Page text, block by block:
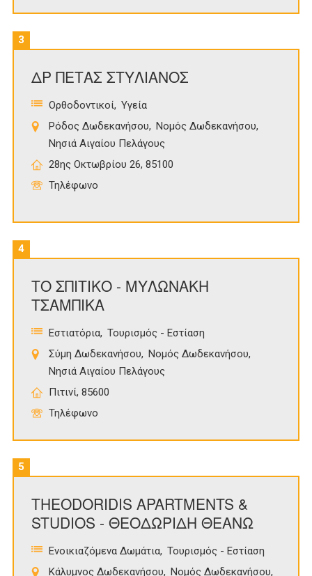
3
ΔΡ ΠΕΤΑΣ ΣΤΥΛΙΑΝΟΣ
Ορθοδοντικοί Υγεία
Ρόδος Δωδεκανήσου
Νομός Δωδεκανήσου
Νησιά Αιγαίου Πελάγους
28ης Οκτωβρίου 26, 85100
Τηλέφωνο
4
ΤΟ ΣΠΙΤΙΚΟ - ΜΥΛΩΝΑΚΗ
ΤΣΑΜΠΙΚΑ
Εστιατόρια Τουρισμός - Εστίαση
Σύμη Δωδεκανήσου
Νομός Δωδεκανήσου
Νησιά Αιγαίου Πελάγους
Πιτινί, 85600
Τηλέφωνο
5
THEODORIDIS APARTMENTS &
STUDIOS - ΘΕΟΔΩΡΙΔΗ ΘΕΑΝΩ
Ενοικιαζόμενα Δωμάτια Τουρισμός - Εστίαση
Κάλυμνος Δωδεκανήσου
Νομός Δωδεκανήσου